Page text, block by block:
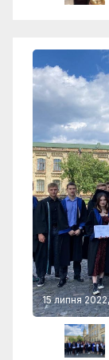
15 липня